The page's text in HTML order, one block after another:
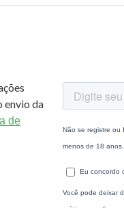
envio da
de